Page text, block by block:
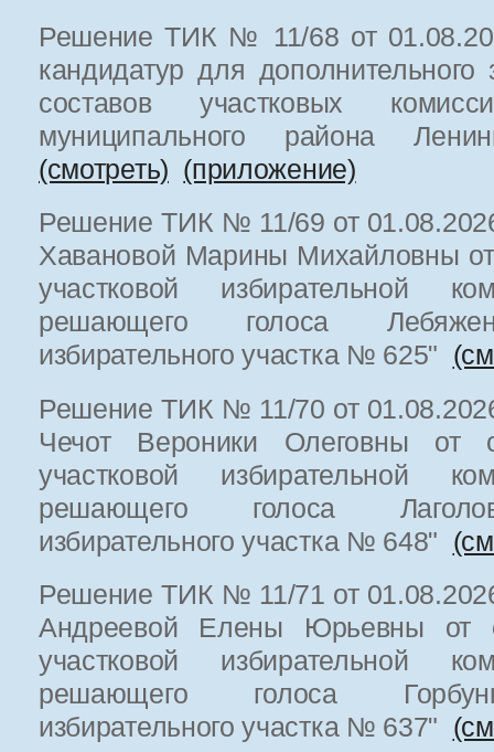
Решение ТИК № 11/68 от
кандидатур для дополнительного
составов участковых
муниципального района
(смотреть) (приложение)
Решение ТИК № 11/69 от
Хавановой Марины Михайловны от
участковой избирательной
решающего голоса
избирательного участка № 625"
Решение ТИК № 11/70 от
Чечот Вероники Олеговны от
участковой избирательной
решающего голоса
избирательного участка № 648"
Решение ТИК № 11/71 от
Андреевой Елены Юрьевны от
участковой избирательной
решающего голоса
избирательного участка № 637"